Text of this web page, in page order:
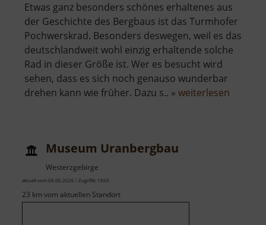
Etwas ganz besonders schönes erhaltenes aus
der Geschichte des Bergbaus ist das Turmhofer
Pochwerskrad. Besonders deswegen, weil es das
deutschlandweit wohl einzig erhaltende solche
Rad in dieser Größe ist. Wer es besucht wird
sehen, dass es sich noch genauso wunderbar
drehen kann wie früher. Dazu s.. » weiterlesen
Museum Uranbergbau
Westerzgebirge
aktuell vom 06.06.2026 / Zugriffe: 1850
23 km vom aktuellen Standort